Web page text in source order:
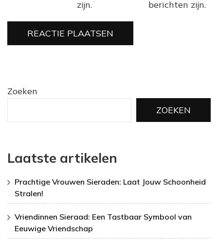
zijn.
berichten zijn.
Zoeken
ZOEKEN
Laatste artikelen
Prachtige Vrouwen Sieraden: Laat Jouw Schoonheid
Stralen!
Vriendinnen Sieraad: Een Tastbaar Symbool van
Eeuwige Vriendschap